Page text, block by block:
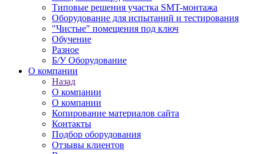
Типовые решения участка SMT-монтажа
Оборудование для испытаний и тестирования
"Чистые" помещения под ключ
Обучение
Разное
Б/У Оборудование
О компании
Назад
О компании
О компании
Копирование материалов сайта
Контакты
Подбор оборудования
Отзывы клиентов